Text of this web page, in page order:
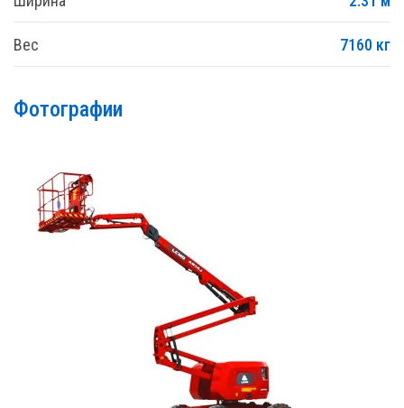
Вес 7160 кг
Фотографии